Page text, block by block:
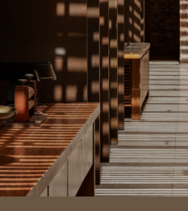
VILLAS
SHOP | SELEZIONE
DESCUBRA
WHAT'S COOKING
CORRIERE
HISTÓRIA
SUSTENTABILIDADE
CONTATO